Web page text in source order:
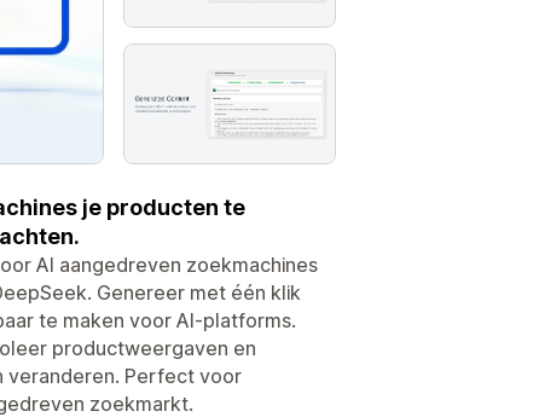
je producten te
AI aangedreven zoekmachines
Genereer met één klik
te maken voor AI-platforms.
productweergaven en
veranderen. Perfect voor
zoekmarkt.